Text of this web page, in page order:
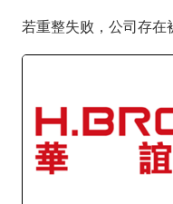
若重整失败，公司存在